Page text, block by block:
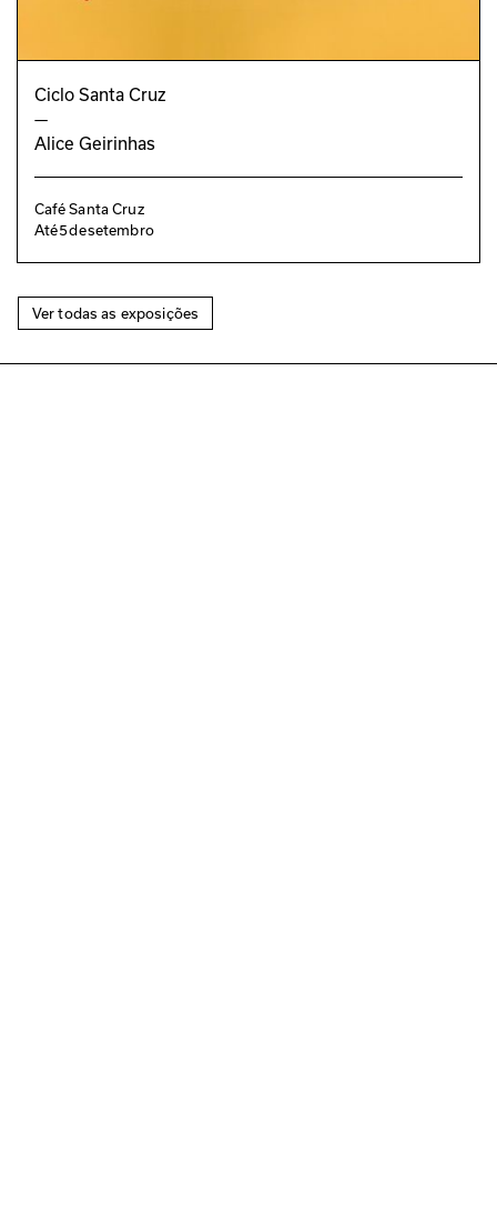
Ciclo Santa Cruz
—
Alice Geirinhas
Café Santa Cruz
Até5desetembro
Ver todas as exposições